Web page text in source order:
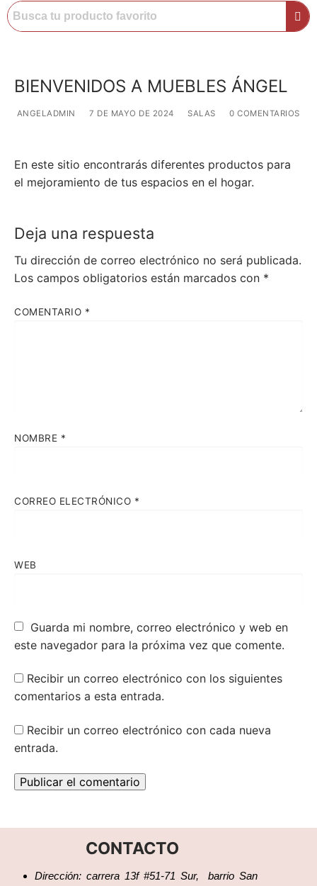
BIENVENIDOS A MUEBLES ÁNGEL
ANGELADMIN 7 DE MAYO DE 2024 SALAS 0 COMENTARIOS
En este sitio encontrarás diferentes productos para
el mejoramiento de tus espacios en el hogar.
Deja una respuesta
Tu dirección de correo electrónico no será publicada.
Los campos obligatorios están marcados con *
COMENTARIO *
NOMBRE *
CORREO ELECTRÓNICO *
WEB
Guarda mi nombre, correo electrónico y web en
este navegador para la próxima vez que comente.
Recibir un correo electrónico con los siguientes
comentarios a esta entrada.
Recibir un correo electrónico con cada nueva
entrada.
CONTACTO
Dirección: carrera 13f #51-71 Sur, barrio San